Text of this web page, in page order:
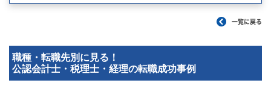
一覧に戻る
職種・転職先別に見る！
公認会計士・税理士・経理の転職成功事例